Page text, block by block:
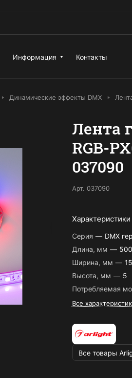
Информация Контакты
Динамические эффекты DMX
Лента
RGB-
037090
Арт. 037090
Характеристики
Серия — DMX
Длина, мм —
Ширина, мм — 15
Высота, мм — 5
Потребляемая
Все
Все товары